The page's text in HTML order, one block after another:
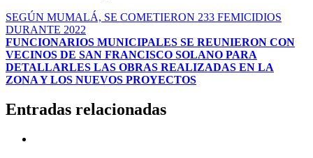
Navegación
de
entradas
SEGÚN MUMALÁ, SE COMETIERON 233 FEMICIDIOS
DURANTE 2022
FUNCIONARIOS MUNICIPALES SE REUNIERON CON
VECINOS DE SAN FRANCISCO SOLANO PARA
DETALLARLES LAS OBRAS REALIZADAS EN LA
ZONA Y LOS NUEVOS PROYECTOS
Entradas relacionadas